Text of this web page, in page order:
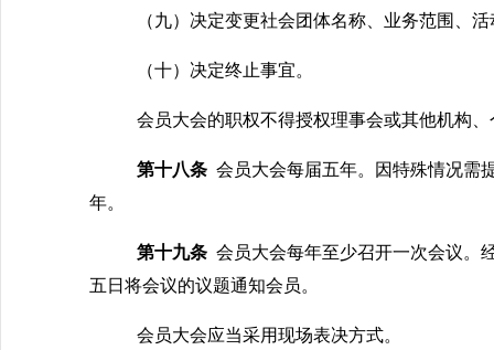
（九）决定变更社会团体名称、业务范围、
（十）决定终止事宜。
会员大会的职权不得授权理事会或其他机构
第十八条 会员大会每届五年。因特殊情况需
年。
第十九条 会员大会每年至少召开一次会议。
五日将会议的议题通知会员。
会员大会应当采用现场表决方式。